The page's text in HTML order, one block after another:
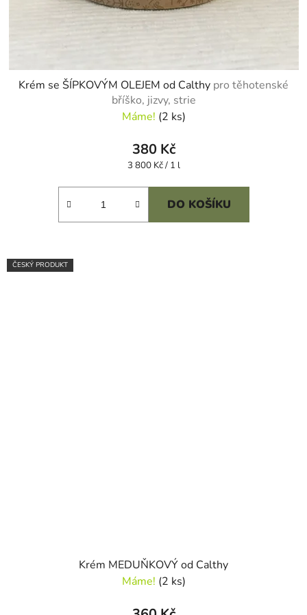
Krém se ŠÍPKOVÝM OLEJEM od Calthy pro těhotenské
bříško, jizvy, strie
Máme! (2 ks)
380 Kč
Měrná
3 800 Kč / 1 l
DO KOŠÍKU
ČESKÝ PRODUKT
Krém MEDUŇKOVÝ od Calthy
Máme! (2 ks)